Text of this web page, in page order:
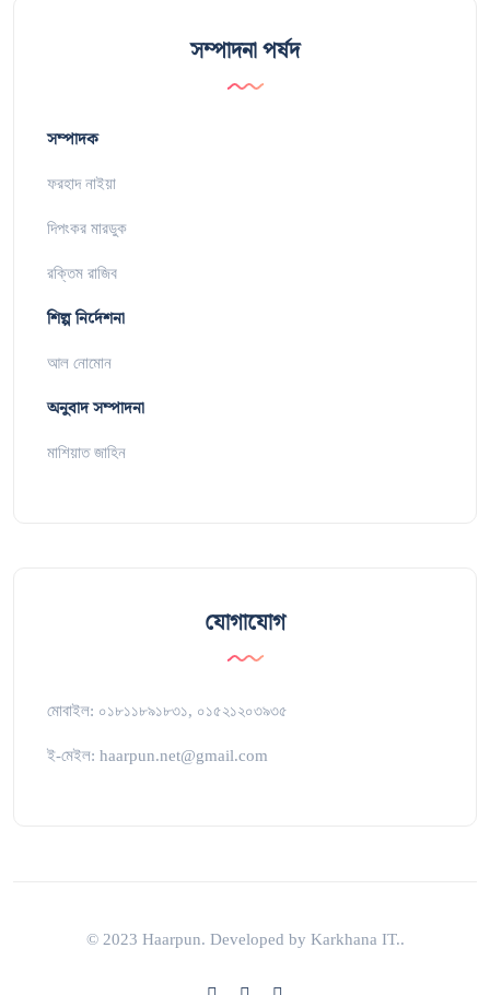
সম্পাদনা পর্ষদ
সম্পাদক
ফরহাদ নাইয়া
দিপংকর মারডুক
রক্তিম রাজিব
শিল্প নির্দেশনা
আল নোমোন
অনুবাদ সম্পাদনা
মাশিয়াত জাহিন
যোগাযোগ
মোবাইল: ০১৮১১৮৯১৮৩১, ০১৫২১২০৩৯৩৫
ই-মেইল: haarpun.net@gmail.com
© 2023 Haarpun. Developed by Karkhana IT..